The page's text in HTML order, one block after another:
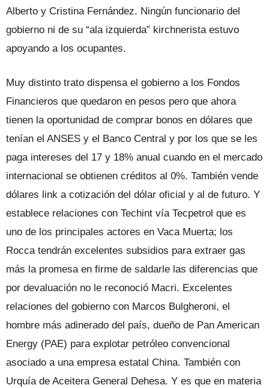
Alberto y Cristina Fernández. Ningún funcionario del
gobierno ni de su “ala izquierda” kirchnerista estuvo
apoyando a los ocupantes.
Muy distinto trato dispensa el gobierno a los Fondos
Financieros que quedaron en pesos pero que ahora
tienen la oportunidad de comprar bonos en dólares que
tenían el ANSES y el Banco Central y por los que se les
paga intereses del 17 y 18% anual cuando en el mercado
internacional se obtienen créditos al 0%. También vende
dólares link a cotización del dólar oficial y al de futuro. Y
establece relaciones con Techint vía Tecpetrol que es
uno de los principales actores en Vaca Muerta; los
Rocca tendrán excelentes subsidios para extraer gas
más la promesa en firme de saldarle las diferencias que
por devaluación no le reconoció Macri. Excelentes
relaciones del gobierno con Marcos Bulgheroni, el
hombre más adinerado del país, dueño de Pan American
Energy (PAE) para explotar petróleo convencional
asociado a una empresa estatal China. También con
Urquía de Aceitera General Dehesa. Y es que en materia